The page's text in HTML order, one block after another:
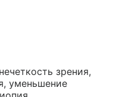
нечеткость зрения,
уменьшение